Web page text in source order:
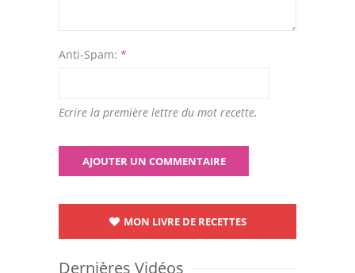
Anti-Spam: *
Ecrire la première lettre du mot recette.
MON LIVRE DE RECETTES
Dernières Vidéos